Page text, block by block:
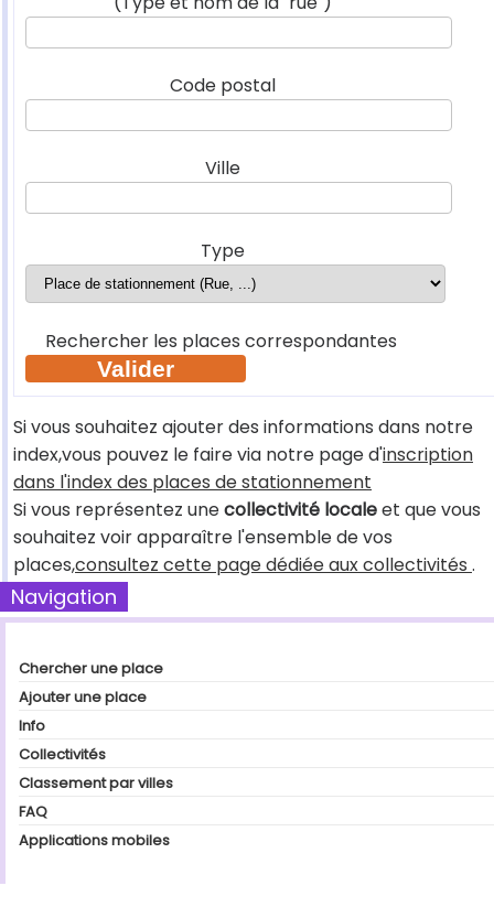
Code postal
Ville
Type
Rechercher les places correspondantes
Si vous souhaitez ajouter des informations dans notre
index,vous pouvez le faire via notre page d'inscription
dans l'index des places de stationnement
Si vous représentez unecollectivité localeet que vous
souhaitez voir apparaître l'ensemble de vos
places,consultez cette page dédiée aux collectivités .
Navigation
Chercher une place
Ajouter une place
Info
Collectivités
Classement par villes
FAQ
Applications mobiles